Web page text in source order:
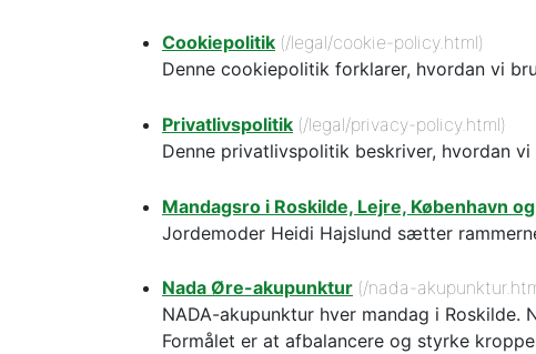
Cookiepolitik (/legal/cookie-policy.html)
Denne cookiepolitik forklarer, hvordan vi
Privatlivspolitik (/legal/privacy-policy.html)
Denne privatlivspolitik beskriver, hvordan
Mandagsro i Roskilde, Lejre, København
Jordemoder Heidi Hajslund sætter
Nada Øre-akupunktur (/nada-
NADA-akupunktur hver mandag i
Formålet er at afbalancere og styrke